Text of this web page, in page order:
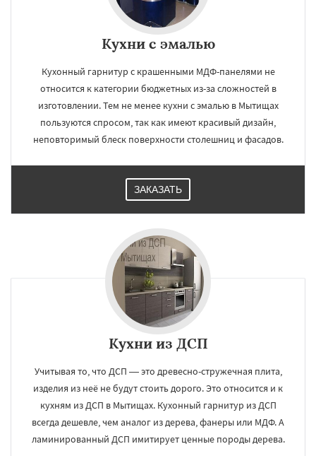
Работаем по
регионам
×
Наро-Фоминск Ногинск
Одинцово
Кухни с эмалью
Кухонный гарнитур с крашенными МДФ-панелями не
относится к категории бюджетных из-за сложностей в
изготовлении. Тем не менее кухни с эмалью в Мытищах
пользуются спросом, так как имеют красивый дизайн,
неповторимый блеск поверхности столешниц и фасадов.
ЗАКАЗАТЬ
Кухни из ДСП
Учитывая то, что ДСП — это древесно-стружечная плита,
изделия из неё не будут стоить дорого. Это относится и к
кухням из ДСП в Мытищах. Кухонный гарнитур из ДСП
всегда дешевле, чем аналог из дерева, фанеры или МДФ. А
ламинированный ДСП имитирует ценные породы дерева.
УЗНАТЬ ПОДРОБНЕЕ ×